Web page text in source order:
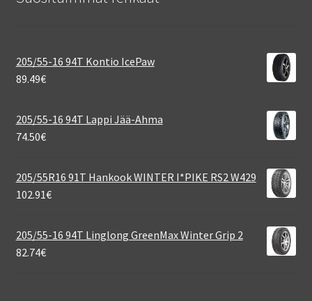
205/55-16 94T Kontio IcePaw
89.49€
205/55-16 94T Lappi Jää-Ahma
74.50€
205/55R16 91T Hankook WINTER I*PIKE RS2 W429
102.91€
205/55-16 94T Linglong GreenMax Winter Grip 2
82.74€